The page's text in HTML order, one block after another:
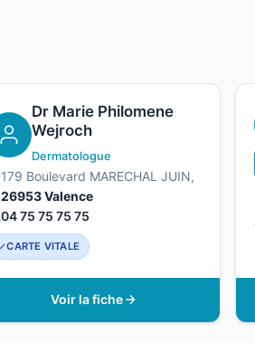
Dr Marie Philomene
Wejroch
Dermatologue
179 Boulevard MARECHAL JUIN,
26953 Valence
04 75 75 75 75
CARTE VITALE
Voir la fiche